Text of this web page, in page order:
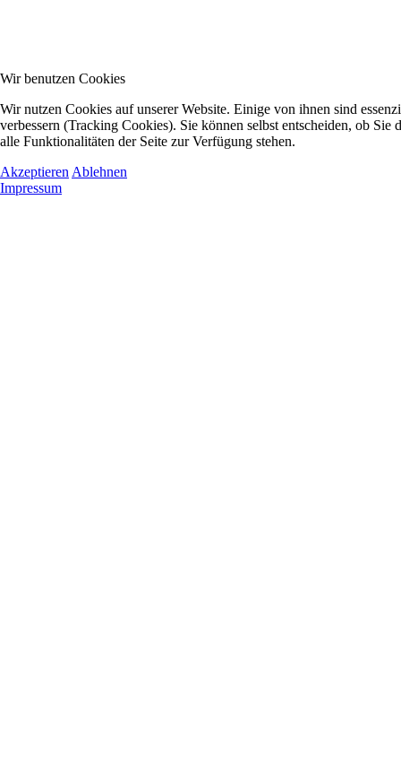
Wir benutzen Cookies
Wir nutzen Cookies auf unserer Website. Einige von ihnen sind
verbessern (Tracking Cookies). Sie können selbst entscheiden, ob
alle Funktionalitäten der Seite zur Verfügung stehen.
Akzeptieren Ablehnen
Impressum